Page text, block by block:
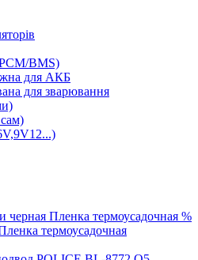
BMS)
для АКБ
для зварювання
%
термоусадочная